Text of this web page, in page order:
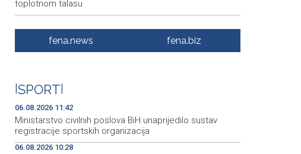
toplotnom talasu
Central Bank of Bosnia and Herzegovina officially
applies for SEPA membership
11:20
Misija OSCE u BiH - Novinari moraju imati
mogućnost da svoj posao obavljaju slobodno i sigurno
fena.news fena.biz
SPORT
06.08.2026 11:42
Ministarstvo civilnih poslova BiH unaprijedilo sustav
registracije sportskih organizacija
06.08.2026 10:28